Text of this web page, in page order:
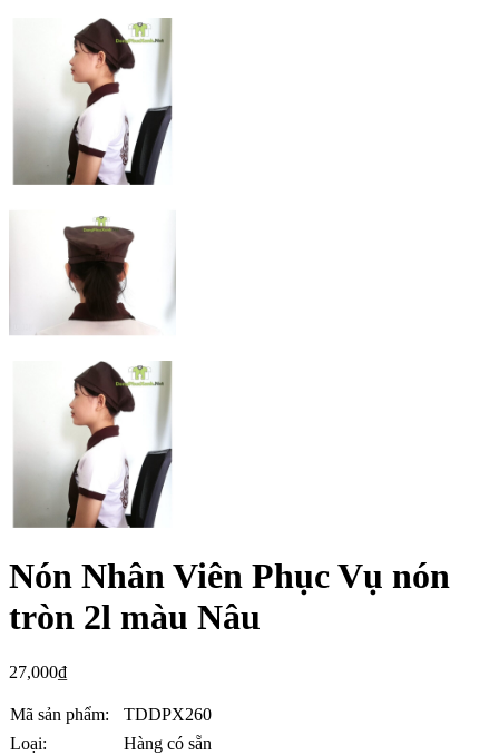
Nón Nhân Viên Phục Vụ nón
tròn 2l màu Nâu
27,000₫
Mã sản phẩm:
TDDPX260
Loại:
Hàng có sẵn